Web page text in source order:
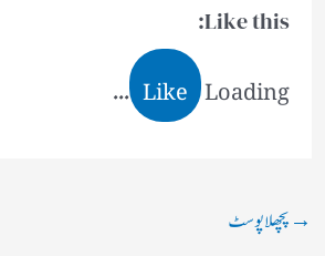
Like this:
Like Loading...
→پچھلا پوسٹ